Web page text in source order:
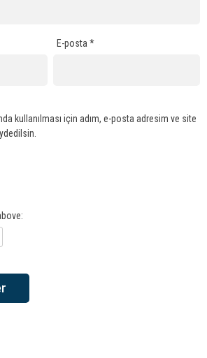
E-posta*
kullanılması için adım, e-posta adresim ve site